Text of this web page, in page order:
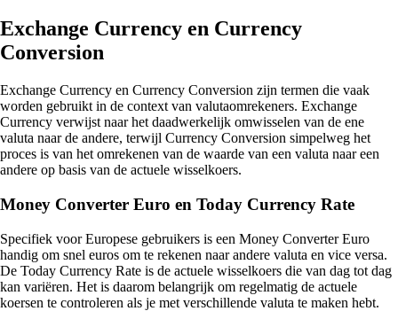
Exchange Currency en Currency
Conversion
Exchange Currency en Currency Conversion zijn termen die vaak
worden gebruikt in de context van valutaomrekeners. Exchange
Currency verwijst naar het daadwerkelijk omwisselen van de ene
valuta naar de andere, terwijl Currency Conversion simpelweg het
proces is van het omrekenen van de waarde van een valuta naar een
andere op basis van de actuele wisselkoers.
Money Converter Euro en Today Currency Rate
Specifiek voor Europese gebruikers is een Money Converter Euro
handig om snel euros om te rekenen naar andere valuta en vice versa.
De Today Currency Rate is de actuele wisselkoers die van dag tot dag
kan variëren. Het is daarom belangrijk om regelmatig de actuele
koersen te controleren als je met verschillende valuta te maken hebt.